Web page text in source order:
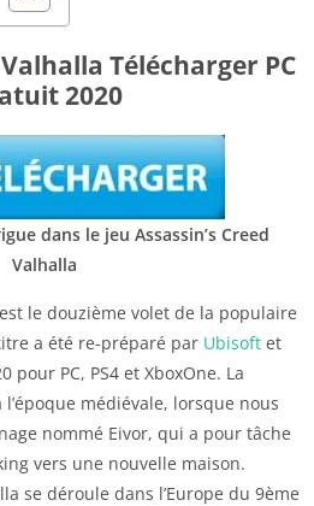
Valhalla Télécharger PC
2020
dans le jeu Assassin’s Creed
Valhalla
le douzième volet de la populaire
a été re-préparé par Ubisoft et
pour PC, PS4 et XboxOne. La
médiévale, lorsque nous
nommé Eivor, qui a pour tâche
vers une nouvelle maison.
se déroule dans l’Europe du 9ème